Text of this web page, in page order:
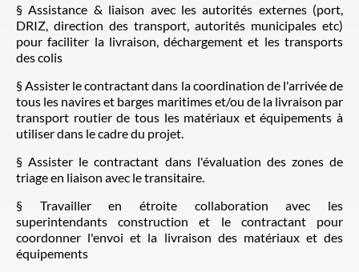
§ Assistance & liaison avec les autorités externes (port,
DRIZ, direction des transport, autorités municipales etc)
pour faciliter la livraison, déchargement et les transports
des colis
§ Assister le contractant dans la coordination de l'arrivée de
tous les navires et barges maritimes et/ou de la livraison par
transport routier de tous les matériaux et équipements à
utiliser dans le cadre du projet.
§ Assister le contractant dans l'évaluation des zones de
triage en liaison avec le transitaire.
§ Travailler en étroite collaboration avec les
superintendants construction et le contractant pour
coordonner l'envoi et la livraison des matériaux et des
équipements